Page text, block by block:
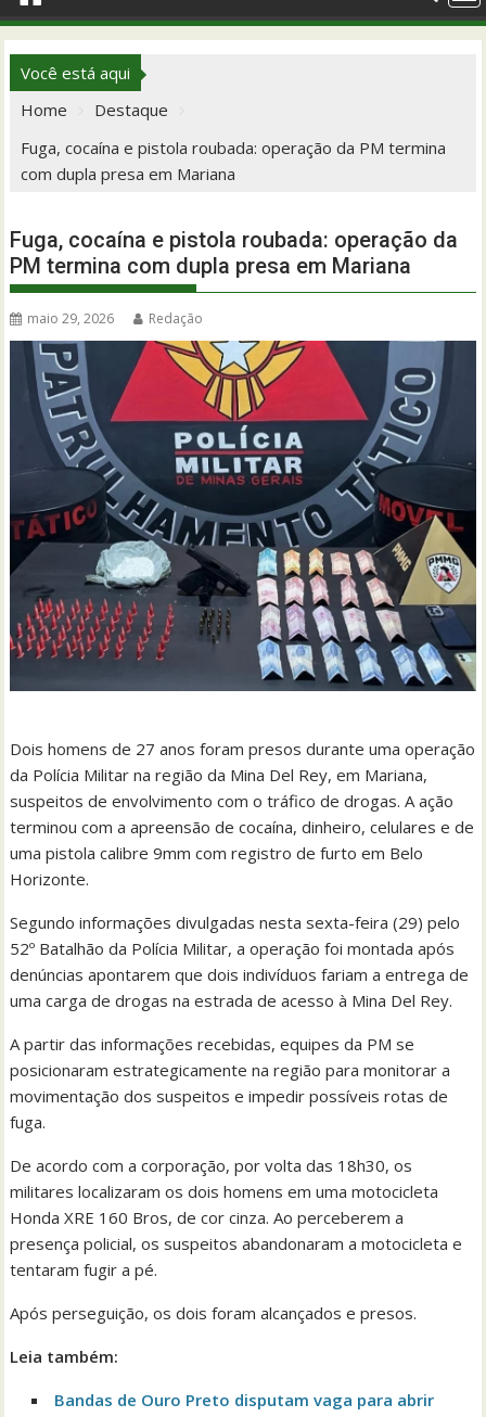
Você está aqui
Home
Destaque
Fuga, cocaína e pistola roubada: operação da PM termina
com dupla presa em Mariana
Fuga, cocaína e pistola roubada: operação da
PM termina com dupla presa em Mariana
maio 29, 2026 Redação
Dois homens de 27 anos foram presos durante uma operação
da Polícia Militar na região da Mina Del Rey, em Mariana,
suspeitos de envolvimento com o tráfico de drogas. A ação
terminou com a apreensão de cocaína, dinheiro, celulares e de
uma pistola calibre 9mm com registro de furto em Belo
Horizonte.
Segundo informações divulgadas nesta sexta-feira (29) pelo
52º Batalhão da Polícia Militar, a operação foi montada após
denúncias apontarem que dois indivíduos fariam a entrega de
uma carga de drogas na estrada de acesso à Mina Del Rey.
A partir das informações recebidas, equipes da PM se
posicionaram estrategicamente na região para monitorar a
movimentação dos suspeitos e impedir possíveis rotas de
fuga.
De acordo com a corporação, por volta das 18h30, os
militares localizaram os dois homens em uma motocicleta
Honda XRE 160 Bros, de cor cinza. Ao perceberem a
presença policial, os suspeitos abandonaram a motocicleta e
tentaram fugir a pé.
Após perseguição, os dois foram alcançados e presos.
Leia também:
Bandas de Ouro Preto disputam vaga para abrir